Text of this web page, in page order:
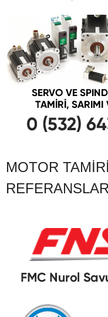
MOTOR